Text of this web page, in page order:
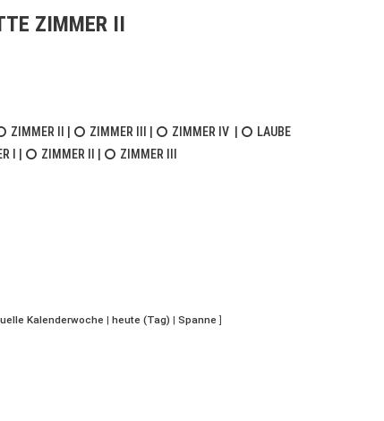
ZIMMER II
ZIMMER II ZIMMER III ZIMMER IV
LAUBE
I ZIMMER II ZIMMER III
Kalenderwoche | heute (Tag) | Spanne ]